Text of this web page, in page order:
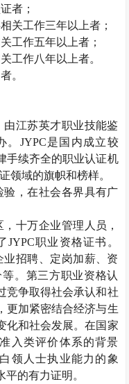
者；
关工作三年以上者；
工作五年以上者；
工作八年以上者。
。
由江苏英才职业技能鉴
。JYPC是国内成立较
手续齐全的职业认证机
领域的旗帜和榜样。
验，在社会各界具有广
十万企业管理人员，
职业资格证书。
招聘、定岗加薪、资
。第三方职业资格认
竞争取得社会承认和社
更加紧密结合经济与生
化和社会发展。在国家
入类评价体系的背景
领人士执业能力的象
的有力证明。